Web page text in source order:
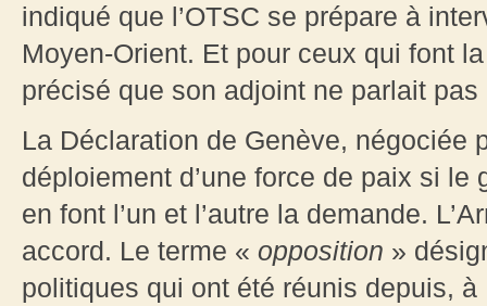
indiqué que l’OTSC se prépare à
Moyen-Orient. Et pour ceux qui font
précisé que son adjoint ne parlait pas
La Déclaration de Genève, négociée
déploiement d’une force de paix si le
en font l’un et l’autre la demande.
accord. Le terme « opposition »
politiques qui ont été réunis depuis,